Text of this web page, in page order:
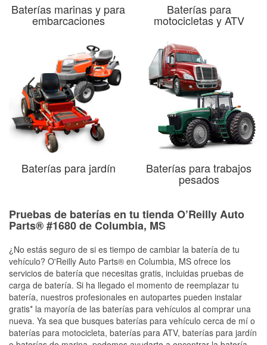
Baterías marinas y para
embarcaciones
Baterías para
motocicletas y ATV
Baterías para jardín Baterías para trabajos
pesados
Pruebas de baterías en tu tienda O’Reilly Auto
Parts® #1680 de Columbia, MS
¿No estás seguro de si es tiempo de cambiar la batería de tu
vehículo? O'Reilly Auto Parts® en Columbia, MS ofrece los
servicios de batería que necesitas gratis, incluidas pruebas de
carga de batería. Si ha llegado el momento de reemplazar tu
batería, nuestros profesionales en autopartes pueden instalar
gratis* la mayoría de las baterías para vehículos al comprar una
nueva. Ya sea que busques baterías para vehículo cerca de mí o
baterías para motocicleta, baterías para ATV, baterías para jardín